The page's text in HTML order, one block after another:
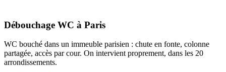
Débouchage WC à Paris
WC bouché dans un immeuble parisien : chute en fonte, colonne
partagée, accès par cour. On intervient proprement, dans les 20
arrondissements.